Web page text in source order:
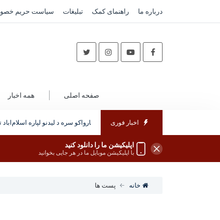
درباره ما راهنمای کمک تبلیغات سیاست حریم
صفحه اصلی همه اخبار
اخبار فوری
یو پلاوی د پاکستان له پوځي او امنیتي چارواکو سره د لیدنو لپاره اسلام‌اباد
اپلیکیشن ما را دانلود کنید
با اپلیکیشن موبایل ما در هر جایی بخوانید
خانه پست ها